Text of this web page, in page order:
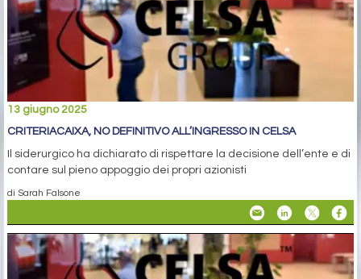
13 giugno 2025
CRITERIACAIXA, NO DEFINITIVO ALL’INGRESSO IN CELSA
Il siderurgico ha dichiarato di rispettare la decisione dell’ente e di
contare sul pieno appoggio dei propri azionisti
di Sarah Falsone